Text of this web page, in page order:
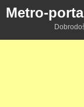
Metro-